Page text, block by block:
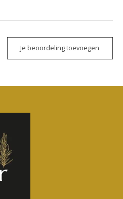
Je beoordeling toevoegen